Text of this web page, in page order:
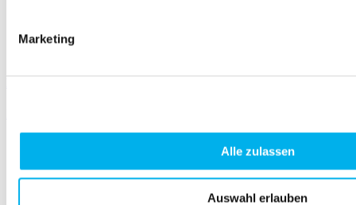
Marketing
Alle zulassen
Auswahl erlauben